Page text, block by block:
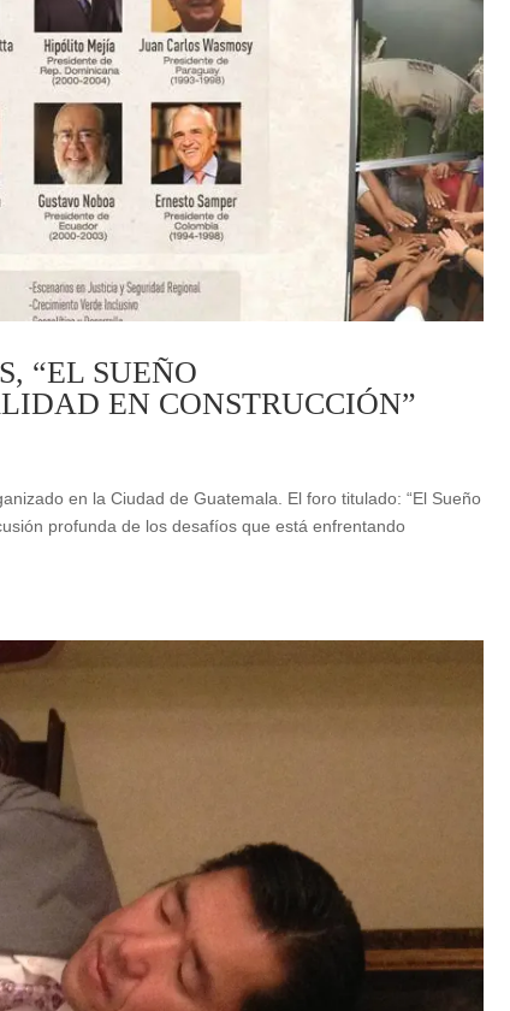
“EL SUEÑO
EN CONSTRUCCIÓN”
en la Ciudad de Guatemala. El foro titulado: “El Sueño
profunda de los desafíos que está enfrentando